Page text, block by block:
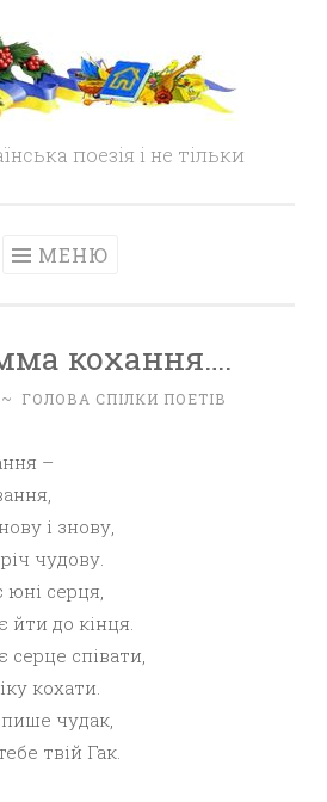
поезія і не тільки
МЕНЮ
кохання….
~ ГОЛОВА СПІЛКИ ПОЕТІВ
–
і знову,
чудову.
юні серця,
йти до кінця.
співати,
кохати.
чудак,
твій Гак.